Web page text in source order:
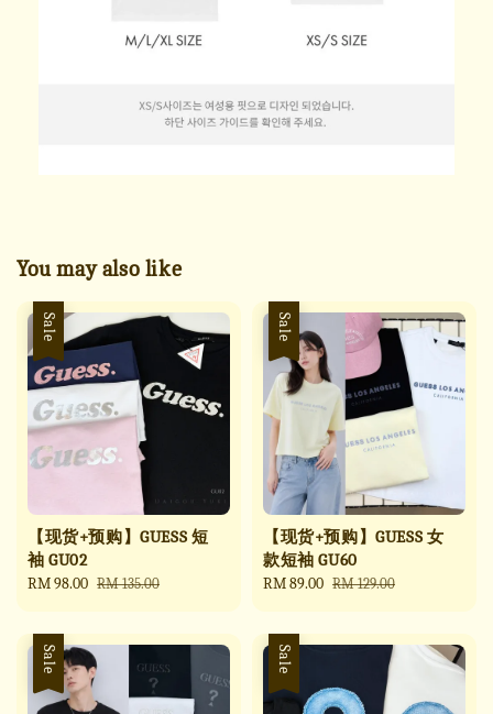
You may also like
Sale
【现货+预购】GUESS 短
袖 GU02
Sale
RM 98.00 Regular
RM 135.00
Sale
【现货+预购】GUESS 女
款短袖 GU60
Sale
RM 89.00 Regular
RM 129.00
Sale Sale